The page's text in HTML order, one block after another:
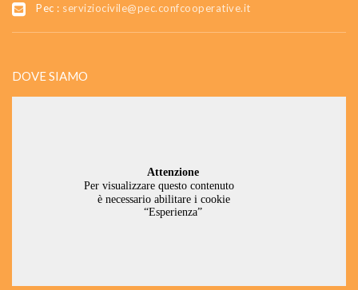
Pec : serviziocivile@pec.confcooperative.it
DOVE SIAMO